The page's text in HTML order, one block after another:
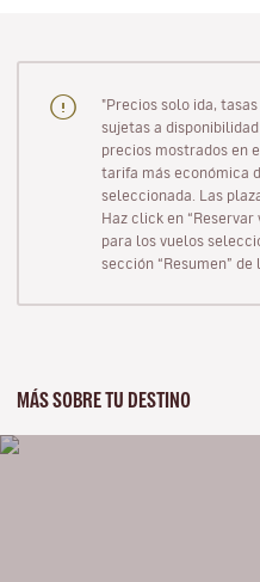
"Precios solo ida,
sujetas a
precios mostrados en
tarifa más económica
seleccionada. Las
Haz click en
para los vuelos
sección “Resumen”
MÁS SOBRE TU DESTINO